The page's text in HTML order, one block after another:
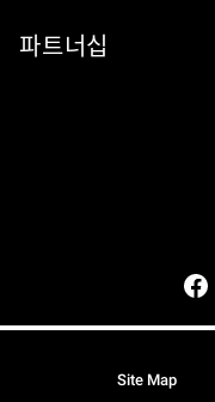
파트너십
Site Map